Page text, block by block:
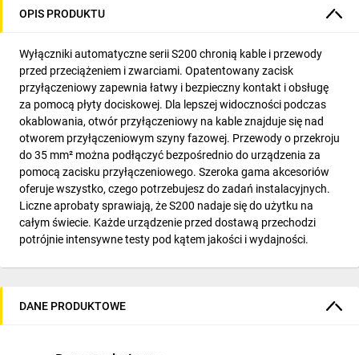
OPIS PRODUKTU
Wyłączniki automatyczne serii S200 chronią kable i przewody
przed przeciążeniem i zwarciami. Opatentowany zacisk
przyłączeniowy zapewnia łatwy i bezpieczny kontakt i obsługę
za pomocą płyty dociskowej. Dla lepszej widoczności podczas
okablowania, otwór przyłączeniowy na kable znajduje się nad
otworem przyłączeniowym szyny fazowej. Przewody o przekroju
do 35 mm² można podłączyć bezpośrednio do urządzenia za
pomocą zacisku przyłączeniowego. Szeroka gama akcesoriów
oferuje wszystko, czego potrzebujesz do zadań instalacyjnych.
Liczne aprobaty sprawiają, że S200 nadaje się do użytku na
całym świecie. Każde urządzenie przed dostawą przechodzi
potrójnie intensywne testy pod kątem jakości i wydajności.
DANE PRODUKTOWE